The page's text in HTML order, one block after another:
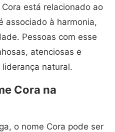
está relacionado ao
associado à harmonia,
Pessoas com esse
atenciosas e
natural.
Cora na
o nome Cora pode ser